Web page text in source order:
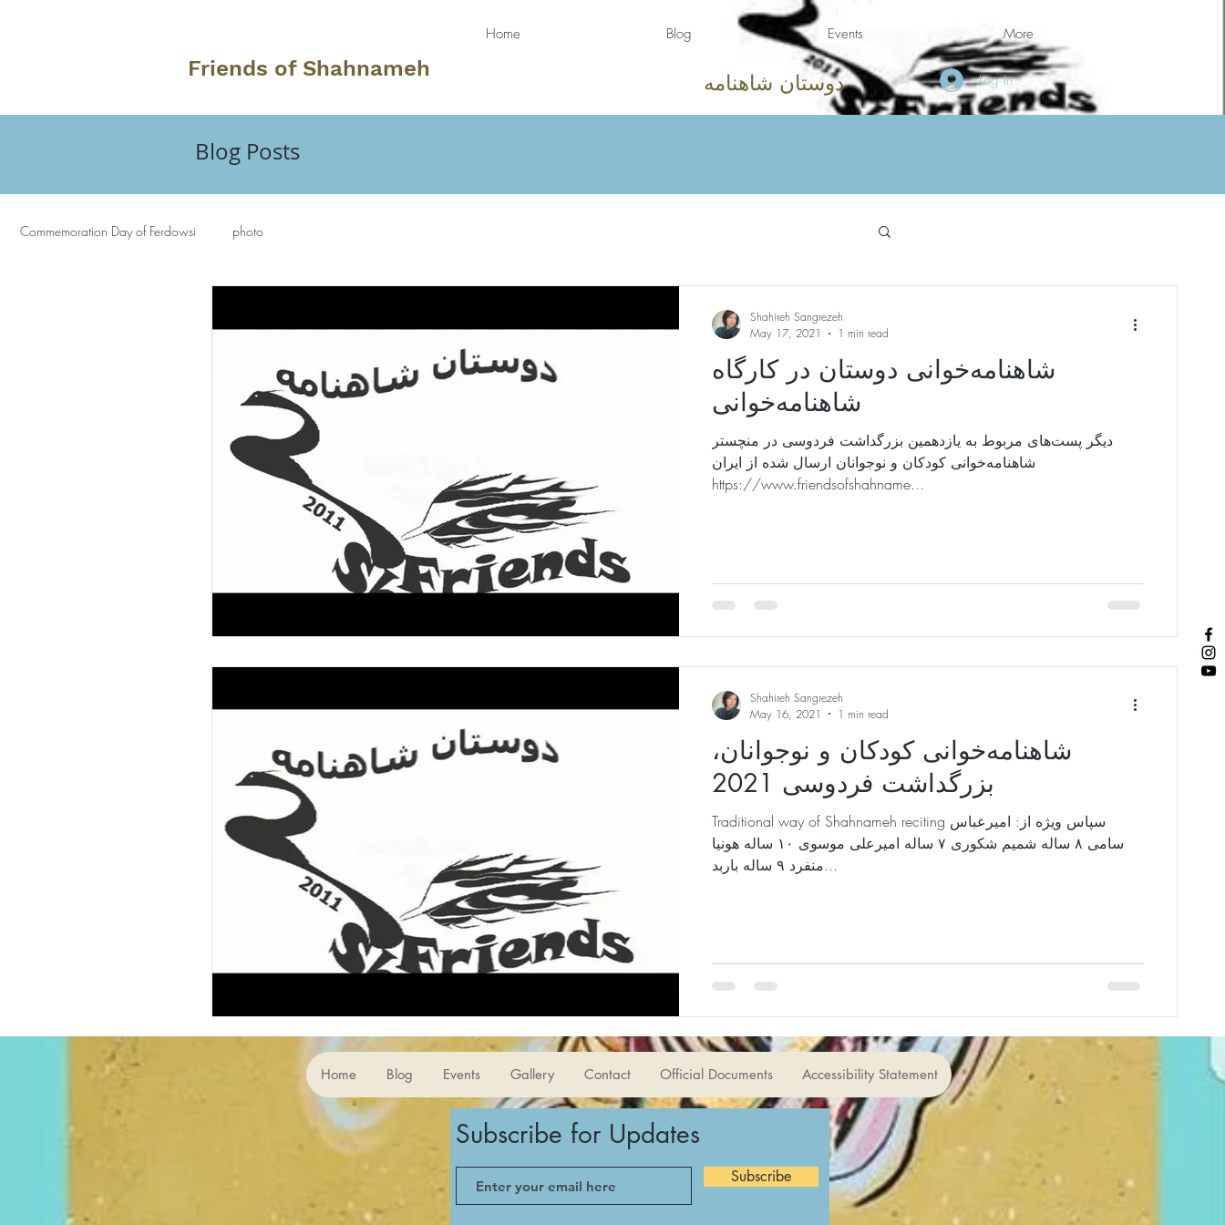
Friends of Shahnameh
Home Blog Events More
دوستان شاهنامه Log In
Blog Posts
Commemoration Day of Ferdowsi photo
شاهنامه‌خوانی دوستان در کارگاه
شاهنامه‌خوانی
دیگر پست‌های مربوط به یازدهمین بزرگداشت فردوسی در منچستر
شاهنامه‌خوانی کودکان و نوجوانان ارسال شده از ایران
https://www.friendsofshahname...
Shahireh Sangrezeh
May 17, 2021
1 min read
شاهنامه‌خوانی کودکان و نوجوانان،
بزرگداشت فردوسی 2021
Traditional way of Shahnameh reciting سپاس ویژه از: امیرعباس
سامی ۸ ساله شمیم شکوری ۷ ساله امیرعلی موسوی ۱۰ ساله هونیا
منفرد ۹ ساله باربد...
Shahireh Sangrezeh
May 16, 2021
1 min read
Home Blog Events Gallery Contact Official Documents Accessibility Statement
Subscribe for Updates
Subscribe